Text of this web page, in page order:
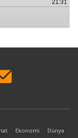
Ekonomi Dünya